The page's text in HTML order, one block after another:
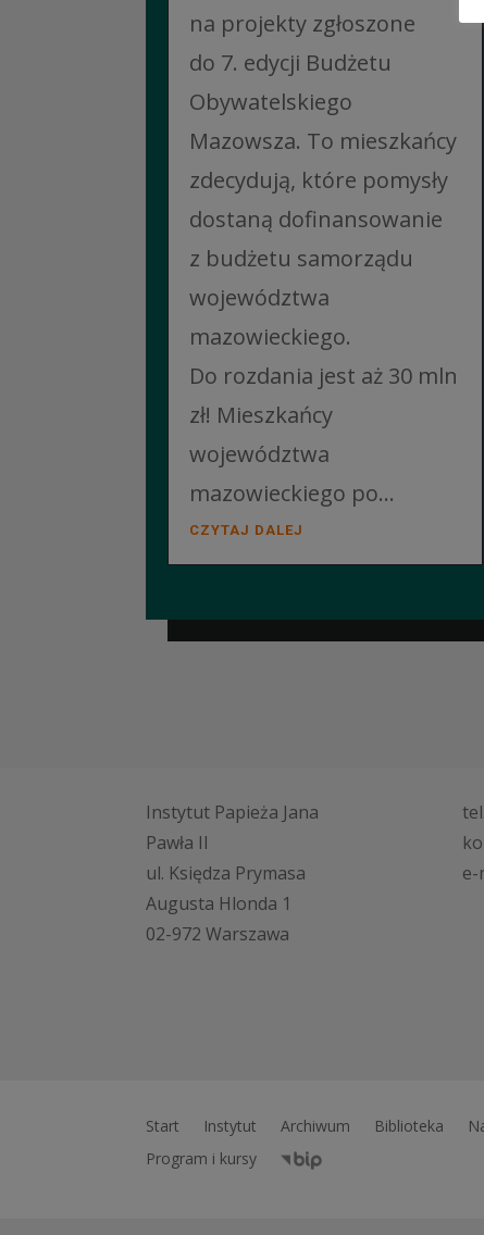
na projekty zgłoszone
do 7. edycji Budżetu
Obywatelskiego
Mazowsza. To mieszkańcy
zdecydują, które pomysły
dostaną dofinansowanie
z budżetu samorządu
województwa
mazowieckiego.
Do rozdania jest aż 30 mln
zł! Mieszkańcy
województwa
mazowieckiego po...
CZYTAJ DALEJ
Instytut Papieża Jana
Pawła II
ul. Księdza Prymasa
Augusta Hlonda 1
02-972 Warszawa
tel.
e-
Start Instytut Archiwum Biblioteka
Program i kursy